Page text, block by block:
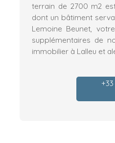
terrain de 2700 m2
dont un bâtiment
Lemoine Beunet,
supplémentaires de
immobilier à Lalleu et